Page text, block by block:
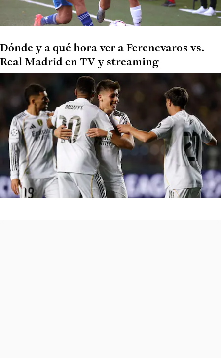
Dónde y a qué hora ver a Ferencvaros vs.
Real Madrid en TV y streaming